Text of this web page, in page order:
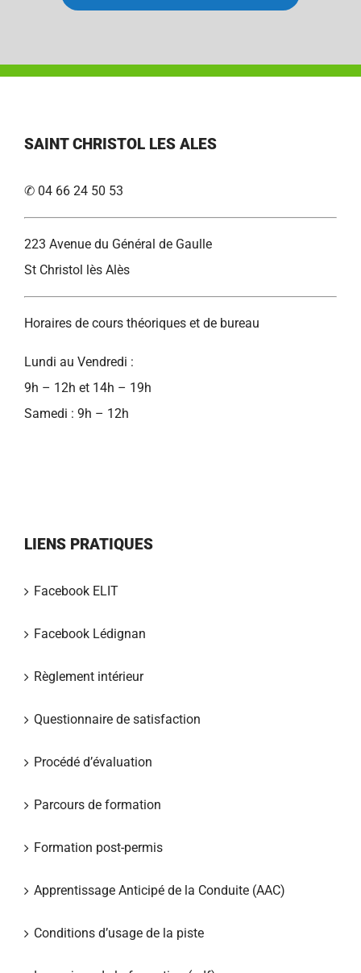
SAINT CHRISTOL LES ALES
✆ 04 66 24 50 53
223 Avenue du Général de Gaulle
St Christol lès Alès
Horaires de cours théoriques et de bureau
Lundi au Vendredi :
9h – 12h et 14h – 19h
Samedi : 9h – 12h
LIENS PRATIQUES
Facebook ELIT
Facebook Lédignan
Règlement intérieur
Questionnaire de satisfaction
Procédé d’évaluation
Parcours de formation
Formation post-permis
Apprentissage Anticipé de la Conduite (AAC)
Conditions d’usage de la piste